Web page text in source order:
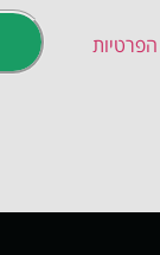
הפרטיות